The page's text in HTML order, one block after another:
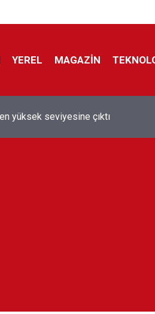
YEREL MAGAZİN
suç duyurusu